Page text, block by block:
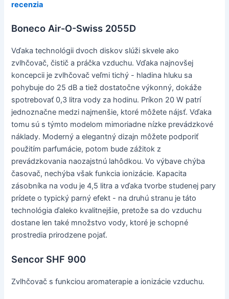
recenzia
Boneco Air-O-Swiss 2055D
Vďaka technológii dvoch diskov slúži skvele ako
zvlhčovač, čistič a práčka vzduchu. Vďaka najnovšej
koncepcii je zvlhčovač veľmi tichý - hladina hluku sa
pohybuje do 25 dB a tiež dostatočne výkonný, dokáže
spotrebovať 0,3 litra vody za hodinu. Príkon 20 W patrí
jednoznačne medzi najmenšie, ktoré môžete nájsť. Vďaka
tomu sú s týmto modelom mimoriadne nízke prevádzkové
náklady. Moderný a elegantný dizajn môžete podporiť
použitím parfumácie, potom bude zážitok z
prevádzkovania naozajstnú lahôdkou. Vo výbave chýba
časovač, nechýba však funkcia ionizácie. Kapacita
zásobníka na vodu je 4,5 litra a vďaka tvorbe studenej pary
prídete o typický parný efekt - na druhú stranu je táto
technológia ďaleko kvalitnejšie, pretože sa do vzduchu
dostane len také množstvo vody, ktoré je schopné
prostredia prirodzene pojať.
Sencor SHF 900
Zvlhčovač s funkciou aromaterapie a ionizácie vzduchu.